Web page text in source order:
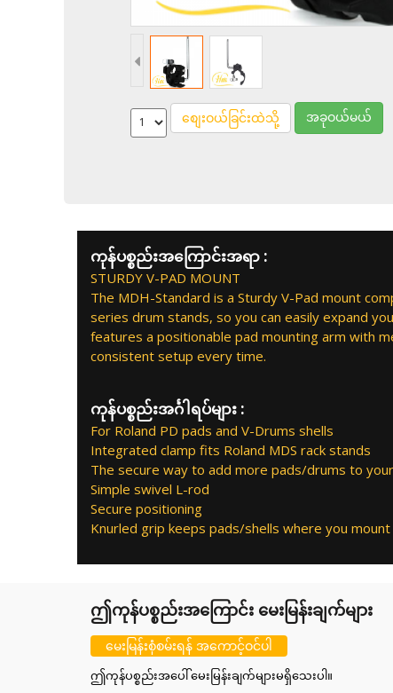
စျေးဝယ်ခြင်းထဲသို့ အခုဝယ်မယ်
ကုန်ပစ္စည်းအကြောင်းအရာ :
STURDY V-PAD MOUNT
The MDH-Standard is a Sturdy V-Pad mount
series drum stands, so you can easily expand
features a positionable pad mounting arm with
consistent setup every time.
ကုန်ပစ္စည်းအင်္ဂါရပ်များ :
For Roland PD pads and V-Drums shells
Integrated clamp fits Roland MDS rack stands
The secure way to add more pads/drums to
Simple swivel L-rod
Secure positioning
Knurled grip keeps pads/shells where you
ဤကုန်ပစ္စည်းအကြောင်း မေးမြန်းချက်များ
မေးမြန်းစုံစမ်းရန် အကောင့်ဝင်ပါ
ဤကုန်ပစ္စည်းအပေါ် မေးမြန်းချက်များမရှိသေးပါ။